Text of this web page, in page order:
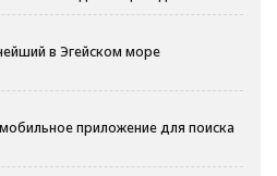
в Эгейском море
приложение для поиска